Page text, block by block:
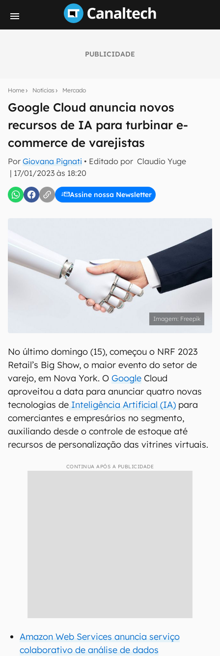
PUBLICIDADE
Home Notícias Mercado
Google Cloud anuncia novos
recursos de IA para turbinar e-
commerce de varejistas
Por Giovana Pignati • Editado por Claudio Yuge
| 17/01/2023 às 18:20
Assine nossa Newsletter
notícias e reviews sobre tecnologia em primeira
E-mail
inscreva-se
Confirmo que li, aceito e concordo com os Termos de
Uso e Política de Privacidade do Canaltech.
Freepik
No último domingo (15), começou o NRF 2023
Retail’s Big Show, o maior evento do setor de
varejo, em Nova York. O Google Cloud
aproveitou a data para anunciar quatro novas
tecnologias de Inteligência Artificial (IA) para
comerciantes e empresários no segmento,
auxiliando desde o controle de estoque até
recursos de personalização das vitrines virtuais.
CONTINUA APÓS A PUBLICIDADE
Amazon Web Services anuncia serviço
colaborativo de análise de dados